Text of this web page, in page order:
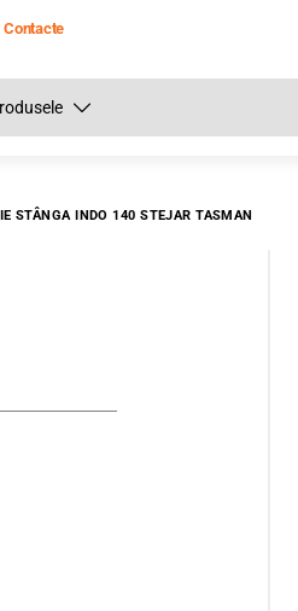
Contacte
STÂNGA INDO 140 STEJAR TASMAN